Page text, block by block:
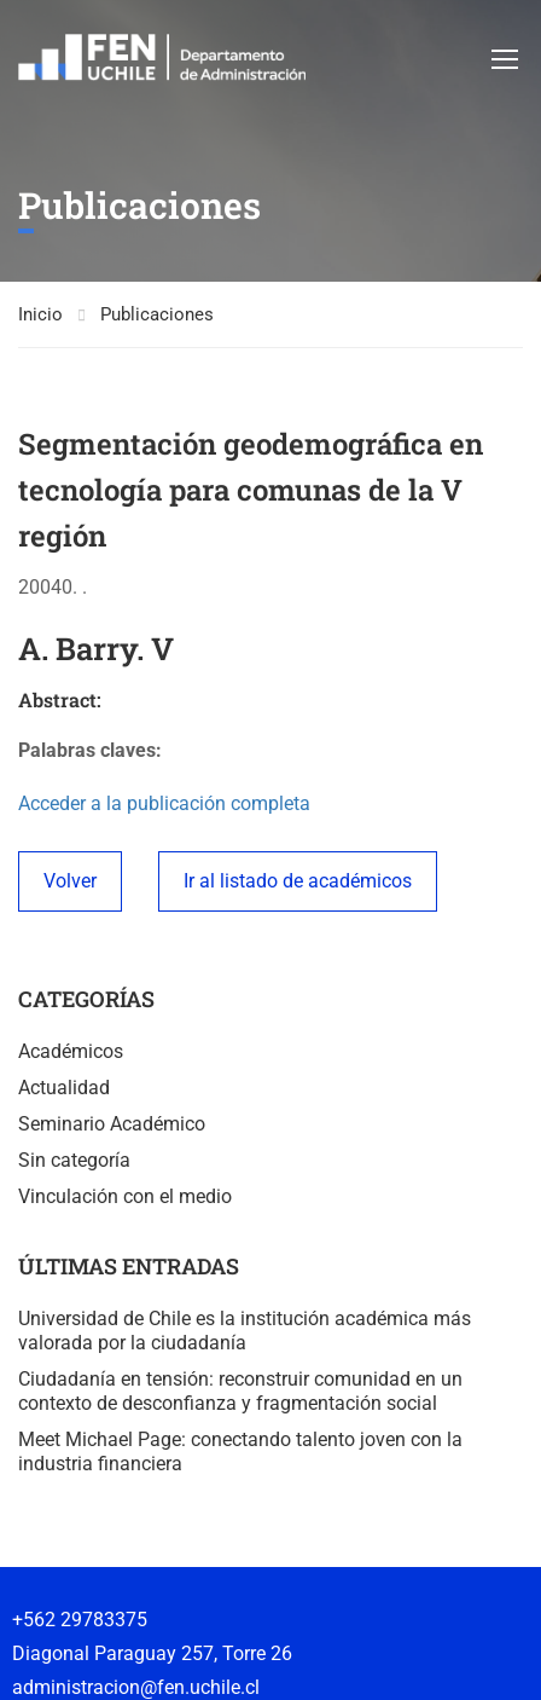
Publicaciones
Inicio Publicaciones
Segmentación geodemográfica en
tecnología para comunas de la V
región
20040. .
A. Barry. V
Abstract:
Palabras claves:
Acceder a la publicación completa
Volver Ir al listado de académicos
CATEGORÍAS
Académicos
Actualidad
Seminario Académico
Sin categoría
Vinculación con el medio
ÚLTIMAS ENTRADAS
Universidad de Chile es la institución académica más
valorada por la ciudadanía
Ciudadanía en tensión: reconstruir comunidad en un
contexto de desconfianza y fragmentación social
Meet Michael Page: conectando talento joven con la
industria financiera
+562 29783375
Diagonal Paraguay 257, Torre 26
administracion@fen.uchile.cl